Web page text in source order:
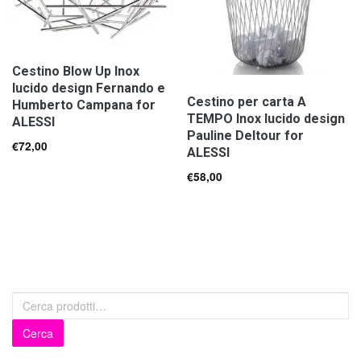
Cestino Blow Up Inox
lucido design Fernando e
Humberto Campana for
ALESSI
€72,00
Cestino per carta A
TEMPO Inox lucido design
Pauline Deltour for
ALESSI
€58,00
Cerca